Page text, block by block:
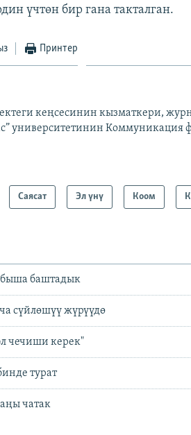
үчтөн бир гана такталган.
Принтер
кеңсесинин кызматкери,
университетинин Коммуникация
Саясат Эл үнү Коом
баштадык
сүйлөшүү жүрүүдө
чечиши керек"
турат
чатак